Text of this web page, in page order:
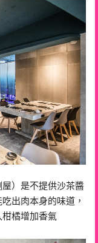
）是不提供沙茶醬
出肉本身的味道，
橘增加香氣